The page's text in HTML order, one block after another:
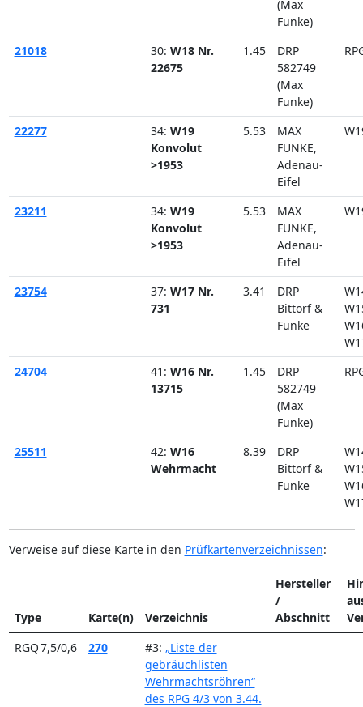
(Max
Funke)
21018
30: W18 Nr.
22675
1.45
DRP
582749
(Max
Funke)
22277 34: W19
Konvolut
>1953
5.53
MAX
FUNKE,
Adenau-
Eifel
23211 34: W19
Konvolut
>1953
5.53
MAX
FUNKE,
Adenau-
Eifel
23754 37: W17 Nr.
731
3.41
DRP
Bittorf &
Funke
24704
41: W16 Nr.
13715
1.45
DRP
582749
(Max
Funke)
25511 42: W16
Wehrmacht
8.39
DRP
Bittorf &
Funke
Verweise auf diese Karte in den Prüfkartenverzeichnissen:
Type Karte(n) Verzeichnis
Hersteller
/
Abschnitt
RGQ 7,5/0,6
270 #3: „Liste der
gebräuchlisten
Wehrmachtsröhren“
des RPG 4/3 von 3.44.